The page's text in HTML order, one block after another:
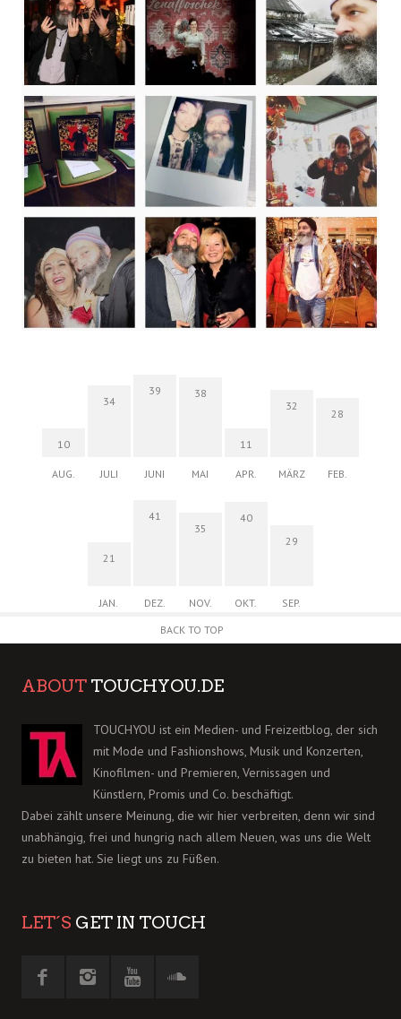
10
AUG.
34
JULI
39
JUNI
38
MAI
11
APR.
32
MÄRZ
28
FEB.
21
JAN.
41
DEZ.
35
NOV.
40
OKT.
29
SEP.
BACK TO TOP
ABOUT TOUCHYOU.DE
TOUCHYOU ist ein Medien- und Freizeitblog, der sich
mit Mode und Fashionshows, Musik und Konzerten,
Kinofilmen- und Premieren, Vernissagen und
Künstlern, Promis und Co. beschäftigt.
Dabei zählt unsere Meinung, die wir hier verbreiten, denn wir sind
unabhängig, frei und hungrig nach allem Neuen, was uns die Welt
zu bieten hat. Sie liegt uns zu Füßen.
LET´S GET IN TOUCH